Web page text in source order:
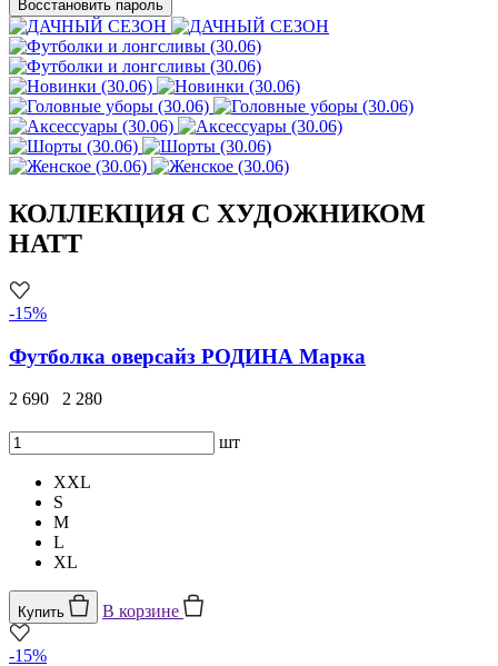
Восстановить пароль
КОЛЛЕКЦИЯ С ХУДОЖНИКОМ
HATT
-15%
Футболка оверсайз РОДИНА Марка
2 690 2 280
шт
XXL
S
M
L
XL
Купить В корзине
-15%